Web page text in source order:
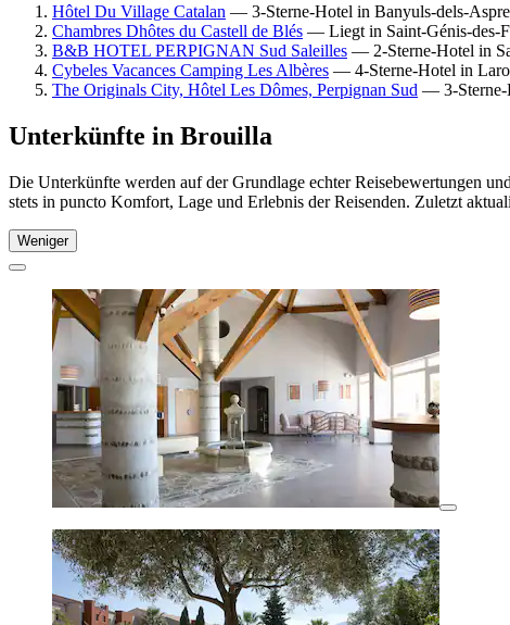
Hôtel Du Village Catalan — 3-Sterne-Hotel in Banyuls-dels-
Chambres Dhôtes du Castell de Blés — Liegt in Saint-Génis-des-
B&B HOTEL PERPIGNAN Sud Saleilles — 2-Sterne-Hotel in
Cybeles Vacances Camping Les Albères — 4-Sterne-Hotel in
The Originals City, Hôtel Les Dômes, Perpignan Sud — 3-Sterne-
Unterkünfte in Brouilla
Die Unterkünfte werden auf der Grundlage echter Reisebewertungen
stets in puncto Komfort, Lage und Erlebnis der Reisenden. Zuletzt
Weniger